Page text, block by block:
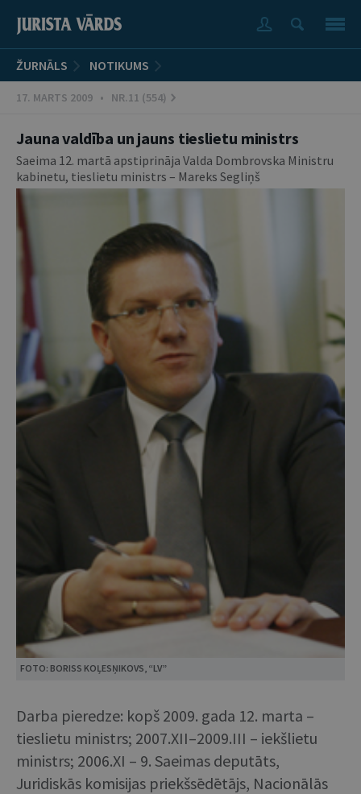
ŽURNĀLS NOTIKUMS
17. MARTS 2009 • NR.11 (554)
Jauna valdība un jauns tieslietu ministrs
Saeima 12. martā apstiprināja Valda Dombrovska Ministru
kabinetu, tieslietu ministrs – Mareks Segliņš
FOTO: BORISS KOĻESŅIKOVS, “LV”
Darba pieredze: kopš 2009. gada 12. marta –
tieslietu ministrs; 2007.XII–2009.III – iekšlietu
ministrs; 2006.XI – 9. Saeimas deputāts,
Juridiskās komisijas priekšsēdētājs, Nacionālās